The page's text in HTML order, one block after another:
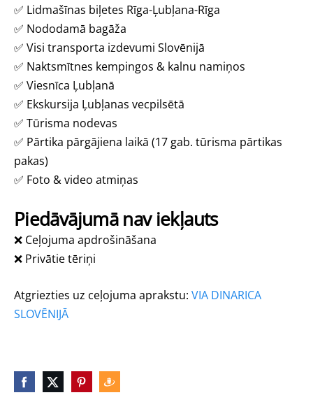
✅ Lidmašīnas biļetes Rīga-Ļubļana-Rīga
✅ Nododamā bagāža
✅ Visi transporta izdevumi Slovēnijā
✅ Naktsmītnes kempingos & kalnu namiņos
✅ Viesnīca Ļubļanā
✅ Ekskursija Ļubļanas vecpilsētā
✅ Tūrisma nodevas
✅ Pārtika pārgājiena laikā (17 gab. tūrisma pārtikas
pakas)
✅ Foto & video atmiņas
Piedāvājumā nav iekļauts
❌ Ceļojuma apdrošināšana
❌ Privātie tēriņi
Atgriezties uz ceļojuma aprakstu: VIA DINARICA
SLOVĒNIJĀ